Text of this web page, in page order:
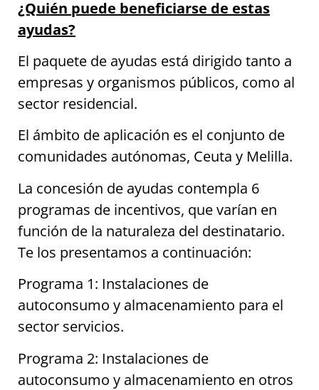
¿Quién puede beneficiarse de estas
ayudas?
El paquete de ayudas está dirigido tanto a
empresas y organismos públicos, como al
sector residencial.
El ámbito de aplicación es el conjunto de
comunidades autónomas, Ceuta y Melilla.
La concesión de ayudas contempla 6
programas de incentivos, que varían en
función de la naturaleza del destinatario.
Te los presentamos a continuación:
Programa 1: Instalaciones de
autoconsumo y almacenamiento para el
sector servicios.
Programa 2: Instalaciones de
autoconsumo y almacenamiento en otros